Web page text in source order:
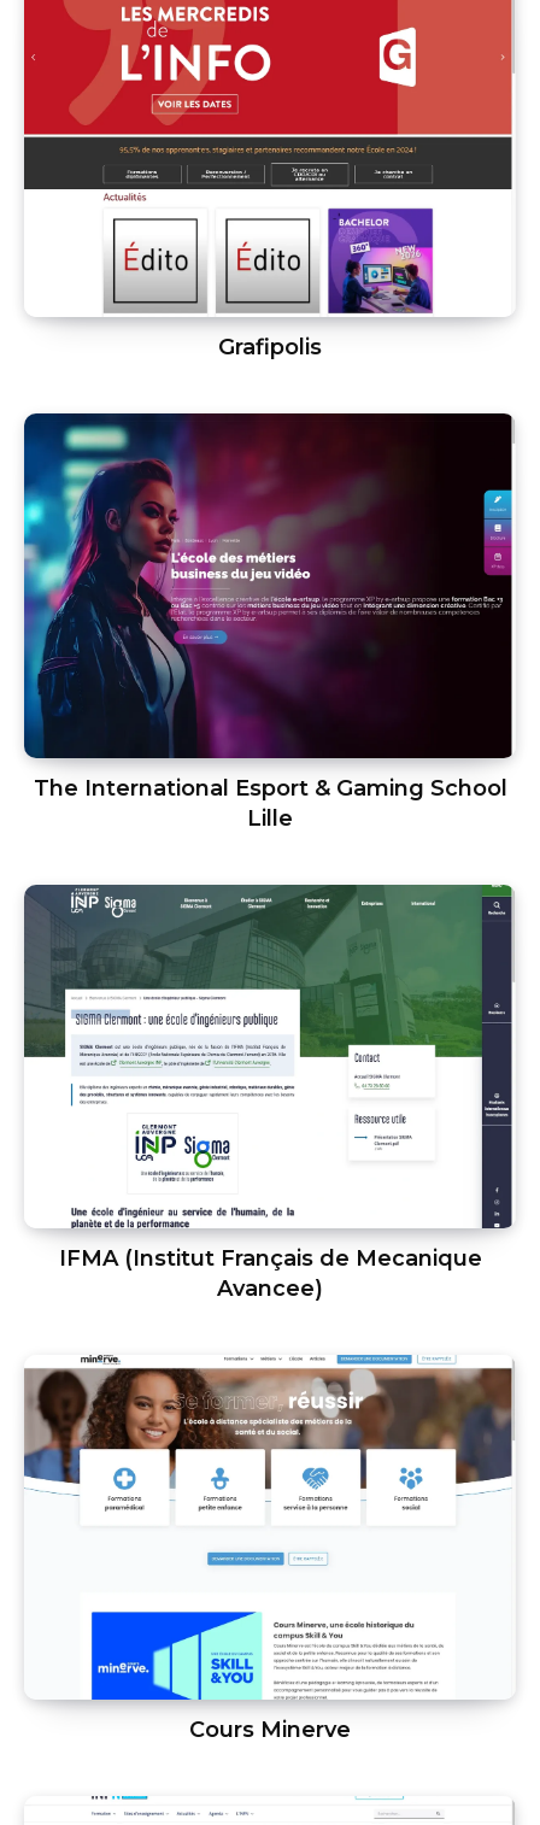
Grafipolis
The International Esport & Gaming School
Lille
IFMA (Institut Français de Mecanique
Avancee)
Cours Minerve